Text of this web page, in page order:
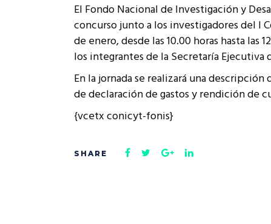
Historia
Kit de Identidad
Cumplimiento Legal
El Fondo Nacional de Investigación y
concurso junto a los investigadores del I
de enero, desde las 10.00 horas hasta las
los integrantes de la Secretaría Ejecutiva
En la jornada se realizará una
de declaración de gastos y rendición de
{vcetx conicyt-fonis}